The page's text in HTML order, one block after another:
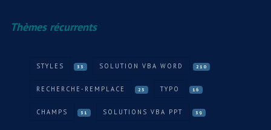
Thèmes récurrents
STYLES 33 SOLUTION VBA WORD 210
RECHERCHE-REMPLACE 25 TYPO 16
CHAMPS 31 SOLUTIONS VBA PPT 39